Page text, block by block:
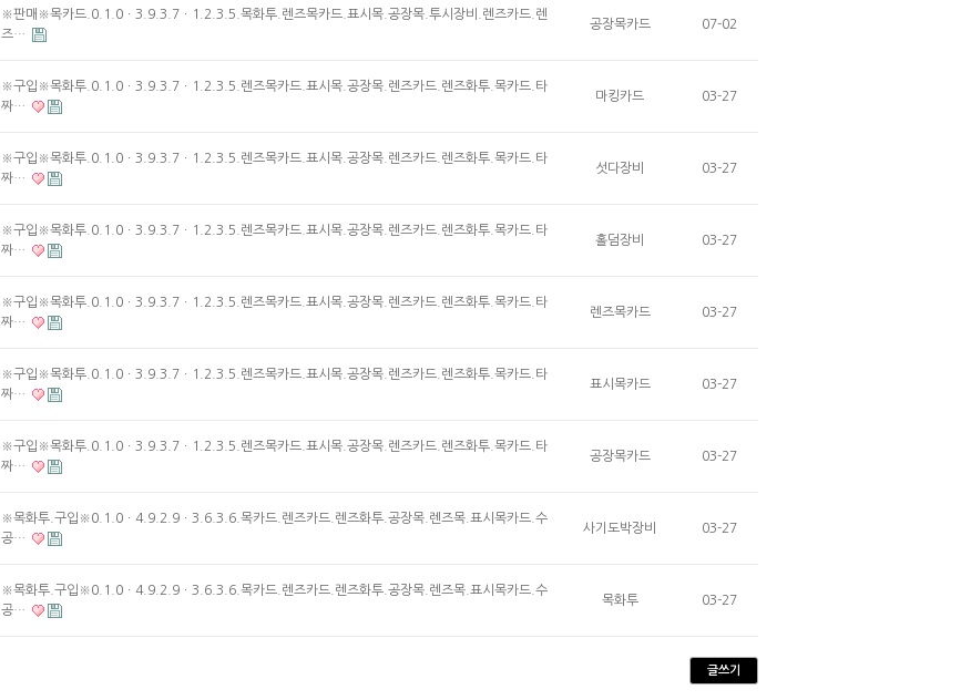
※판매※목카드.0.1.0ㆍ3.9.3.7ㆍ1.2.3.5.목화투.렌즈목카드.표시목.공장목.투시장비.렌즈카드.렌
즈…
공장목카드 07-02
※구입※목화투.0.1.0ㆍ3.9.3.7ㆍ1.2.3.5.렌즈목카드.표시목.공장목.렌즈카드.렌즈화투.목카드.타
짜…
마킹카드 03-27
※구입※목화투.0.1.0ㆍ3.9.3.7ㆍ1.2.3.5.렌즈목카드.표시목.공장목.렌즈카드.렌즈화투.목카드.타
짜…
섯다장비 03-27
※구입※목화투.0.1.0ㆍ3.9.3.7ㆍ1.2.3.5.렌즈목카드.표시목.공장목.렌즈카드.렌즈화투.목카드.타
짜…
홀덤장비 03-27
※구입※목화투.0.1.0ㆍ3.9.3.7ㆍ1.2.3.5.렌즈목카드.표시목.공장목.렌즈카드.렌즈화투.목카드.타
짜…
렌즈목카드 03-27
※구입※목화투.0.1.0ㆍ3.9.3.7ㆍ1.2.3.5.렌즈목카드.표시목.공장목.렌즈카드.렌즈화투.목카드.타
짜…
표시목카드 03-27
※구입※목화투.0.1.0ㆍ3.9.3.7ㆍ1.2.3.5.렌즈목카드.표시목.공장목.렌즈카드.렌즈화투.목카드.타
짜…
공장목카드 03-27
※목화투.구입※0.1.0ㆍ4.9.2.9ㆍ3.6.3.6.목카드.렌즈카드.렌즈화투.공장목.렌즈목.표시목카드.수
공…
사기도박장비 03-27
※목화투.구입※0.1.0ㆍ4.9.2.9ㆍ3.6.3.6.목카드.렌즈카드.렌즈화투.공장목.렌즈목.표시목카드.수
공…
목화투 03-27
글쓰기